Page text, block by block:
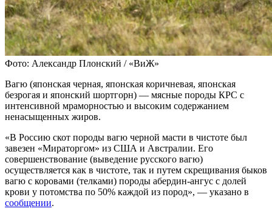
Фото: Александр Плонский / «ВиЖ»
Вагю (японская черная, японская коричневая, японская
безрогая и японский шортгорн) — мясные породы КРС с
интенсивной мраморностью и высоким содержанием
ненасыщенных жиров.
«В Россию скот породы вагю черной масти в чистоте был
завезен «Мираторгом» из США и Австралии. Его
совершенствование (выведение русского вагю)
осуществляется как в чистоте, так и путем скрещивания быков
вагю с коровами (телками) породы абердин-ангус с долей
крови у потомства по 50% каждой из пород», — указано в
сообщении.